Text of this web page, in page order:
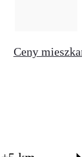
Ceny